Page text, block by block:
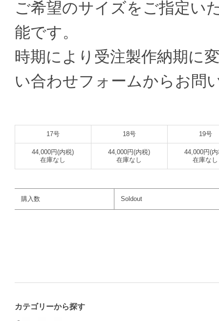
ご希望のサイズをご指定い
能です。
時期により受注製作納期に
い合わせフォームからお問
17号 18号 19号
44,000円(内税)
在庫なし
44,000円(内税)
在庫なし
44,000円(
在庫なし
購入数 Soldout
カテゴリーから探す